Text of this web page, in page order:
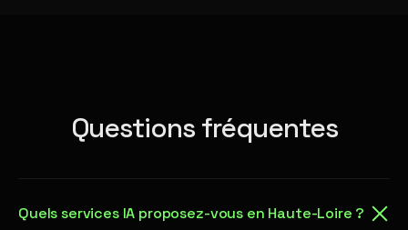
Questions fréquentes
Quels services IA proposez-vous en Haute-Loire ?